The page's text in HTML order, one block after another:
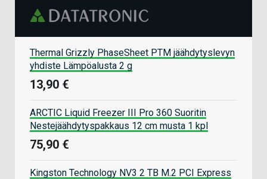
Thermal Grizzly PhaseSheet PTM jäähdytyslevyn
yhdiste Lämpöalusta 2 g
13,90 €
ARCTIC Liquid Freezer III Pro 360 Suoritin
Nestejäähdytyspakkaus 12 cm musta 1 kpl
75,90 €
Kingston Technology NV3 2 TB M.2 PCI Express